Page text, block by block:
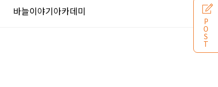
바늘이야기아카데미
P
O
S
T